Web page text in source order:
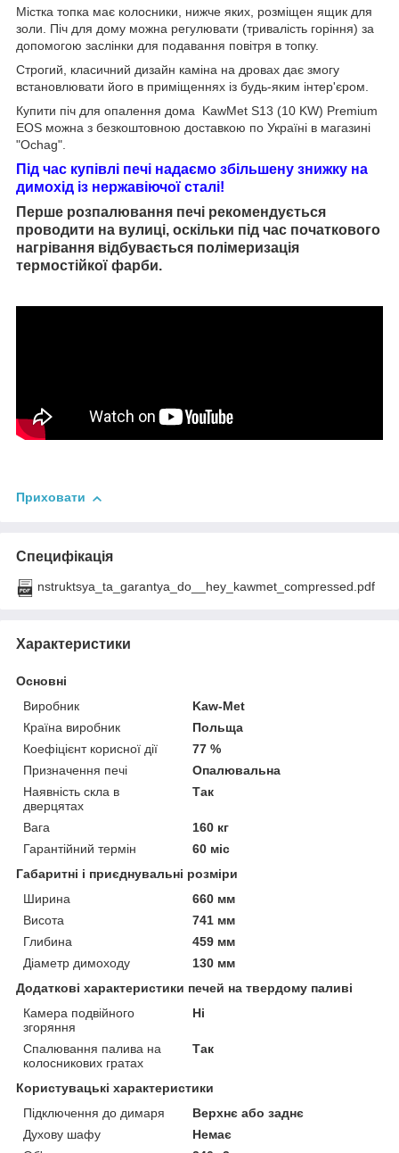
Містка топка має колосники, нижче яких, розміщен ящик для
золи. Піч для дому можна регулювати (тривалість горіння) за
допомогою заслінки для подавання повітря в топку.
Строгий, класичний дизайн каміна на дровах дає змогу
встановлювати його в приміщеннях із будь-яким інтер'єром.
Купити піч для опалення дома KawMet S13 (10 KW) Premium
EOS можна з безкоштовною доставкою по Україні в магазині
"Ochag".
Під час купівлі печі надаємо збільшену знижку на
димохід із нержавіючої сталі!
Перше розпалювання печі рекомендується
проводити на вулиці, оскільки під час початкового
нагрівання відбувається полімеризація
термостійкої фарби.
Приховати
Специфікація
nstruktsya_ta_garantya_do__hey_kawmet_compressed.pdf
Характеристики
Основні
Виробник
Kaw-Met
Країна виробник
Польща
Коефіцієнт корисної дії
77 %
Призначення печі
Опалювальна
Наявність скла в
дверцятах
Так
Вага
160 кг
Гарантійний термін
60 міс
Габаритні і приєднувальні розміри
Ширина
660 мм
Висота
741 мм
Глибина
459 мм
Діаметр димоходу
130 мм
Додаткові характеристики печей на твердому паливі
Камера подвійного
згоряння
Ні
Спалювання палива на
колосникових гратах
Так
Користувацькі характеристики
Підключення до димаря
Верхнє або заднє
Духову шафу
Немає